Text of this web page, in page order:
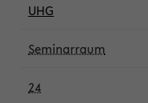
UHG
Seminarraum
24